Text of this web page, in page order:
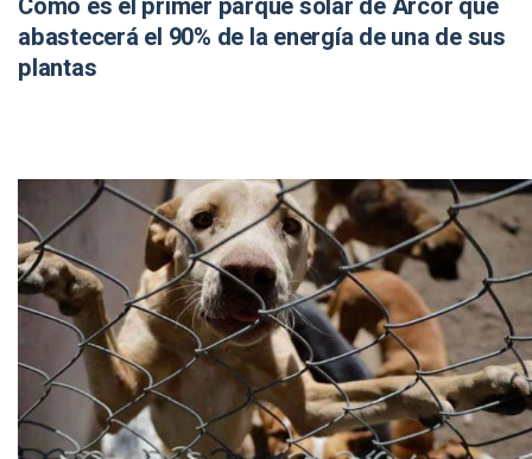
abastecerá el 90% de la energía de una de sus
plantas